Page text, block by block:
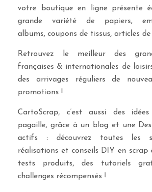
votre boutique en ligne présente
grande variété de papiers,
albums, coupons de tissus, articles de
Retrouvez le meilleur des
françaises & internationales de
des arrivages réguliers de
promotions !
CartoScrap, c’est aussi des
pagaille, grâce à un blog et une
actifs : découvrez toutes les
réalisations et conseils DIY en scrap
tests produits, des tutoriels
challenges récompensés !